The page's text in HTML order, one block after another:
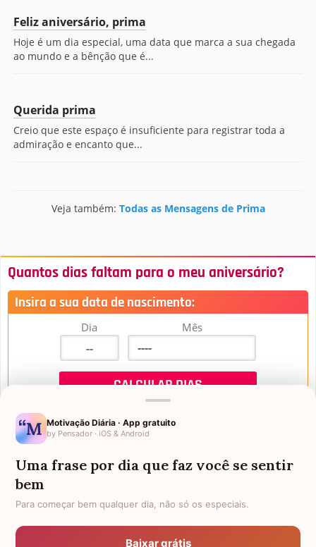
Feliz aniversário, prima
Hoje é um dia especial, uma data que marca a sua chegada
ao mundo e a bênção que é...
Querida prima
Creio que este espaço é insuficiente para registrar toda a
admiração e encanto que...
Veja também: Todas as Mensagens de Prima
Quantos dias faltam para o meu aniversário?
Insira a sua data de nascimento:
Dia Mês
Mensagens de Aniversário
FALTAM 3 DIAS PARA O MEU
ANIVERSÁRIO
Motivação Diária · App gratuito
by Pensador · iOS & Android
Uma frase por dia que faz você se sentir
bem
Para começar bem qualquer dia, não só os especiais.
Baixar grátis